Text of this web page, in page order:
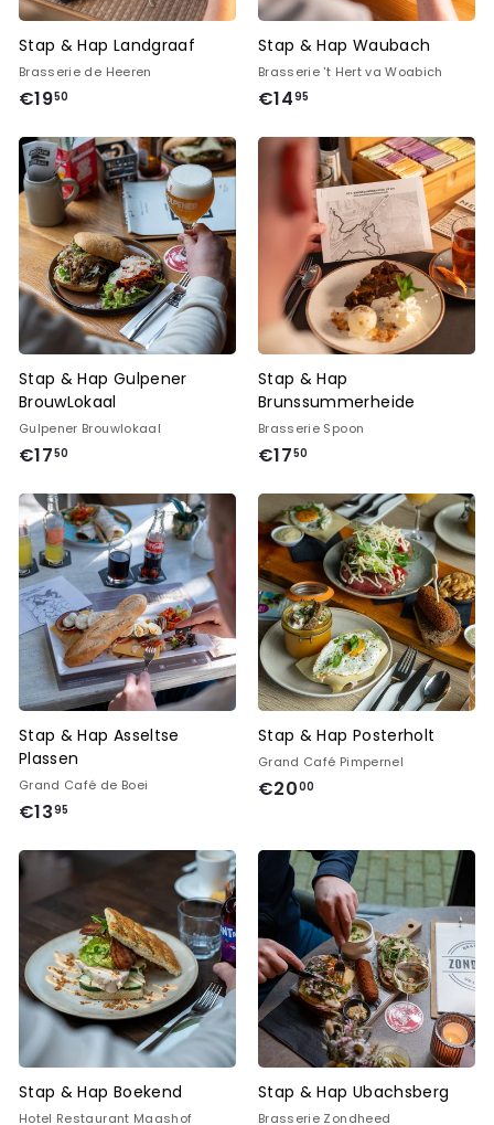
Stap & Hap Landgraaf
Brasserie de Heeren
€1950
9
,
5
0
Stap & Hap Waubach
Brasserie 't Hert va Woabich
€1495
4
,
9
5
Stap & Hap Gulpener
BrouwLokaal
Gulpener Brouwlokaal
€1750
7
,
5
0
Stap & Hap
Brunssummerheide
Brasserie Spoon
€1750
7
,
5
0
Stap & Hap Asseltse
Plassen
Grand Café de Boei
€1395
3
9
5
Stap & Hap Posterholt
Grand Café Pimpernel
€2000
,
0
0
Stap & Hap Boekend
Hotel Restaurant Maashof
Stap & Hap Ubachsberg
Brasserie Zondheed